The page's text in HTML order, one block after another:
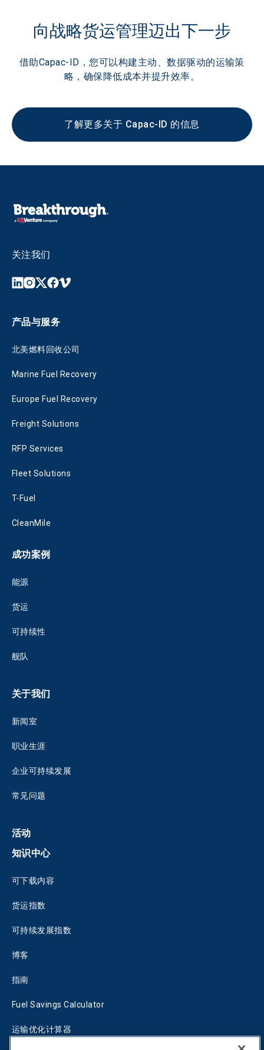
向战略货运管理迈出下一步
借助Capac-ID，您可以构建主动、数据驱动的运输策
略，确保降低成本并提升效率。
了解更多关于 Capac-ID 的信息
关注我们
产品与服务
北美燃料回收公司
Marine Fuel Recovery
Europe Fuel Recovery
Freight Solutions
RFP Services
Fleet Solutions
T-Fuel
CleanMile
成功案例
能源
货运
可持续性
舰队
关于我们
新闻室
职业生涯
企业可持续发展
常见问题
活动
知识中心
可下载内容
货运指数
可持续发展指数
博客
指南
Fuel Savings Calculator
运输优化计算器